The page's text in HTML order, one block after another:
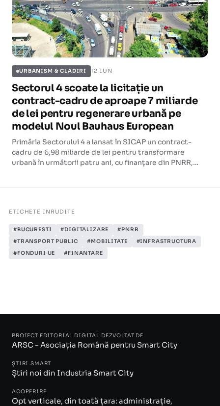
URBANISM & CLADIRI 12 IUN
Sectorul 4 scoate la licitație un
contract-cadru de aproape 7 miliarde
de lei pentru regenerare urbană pe
modelul Noul Bauhaus European
Primăria Sectorului 4 a lansat în SICAP un contract-
cadru de 6,98 miliarde de lei pentru transformare
urbană în următorii patru ani, cu finanțare din PNRR,
ETICHETE INRUDITE
#BUCURESTI #DIGITALIZARE
#PNRR
#TRANSPORT PUBLIC
#MOBILITATE
#INFRASTRUCTURA
#FONDURI UE
#FINANTARE
PROIECT EDITORIAL DIGITAL DEZVOLTAT DE
ARSC - Asociația Română pentru Smart City
ȘTIRI.SMART
Știri noi din Industria Smart City
ACOPERIRE
Opt verticale, din toată țara: administrație,